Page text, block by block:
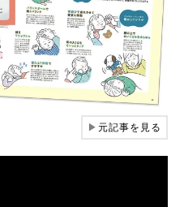
▶元記事を見る